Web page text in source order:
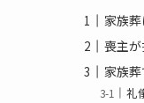
家族
喪主
家族
礼